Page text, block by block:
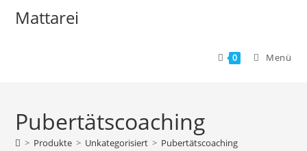
Mattarei
0 Menü
Pubertätscoaching
> Produkte > Unkategorisiert > Pubertätscoaching